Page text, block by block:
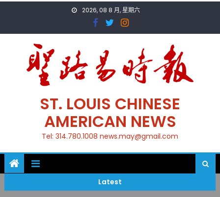
2026, 08 8 月, 星期六
ST. LOUIS CHINESE
AMERICAN NEWS
Tel: 314.780.1008 news.may@gmail.com
Latest